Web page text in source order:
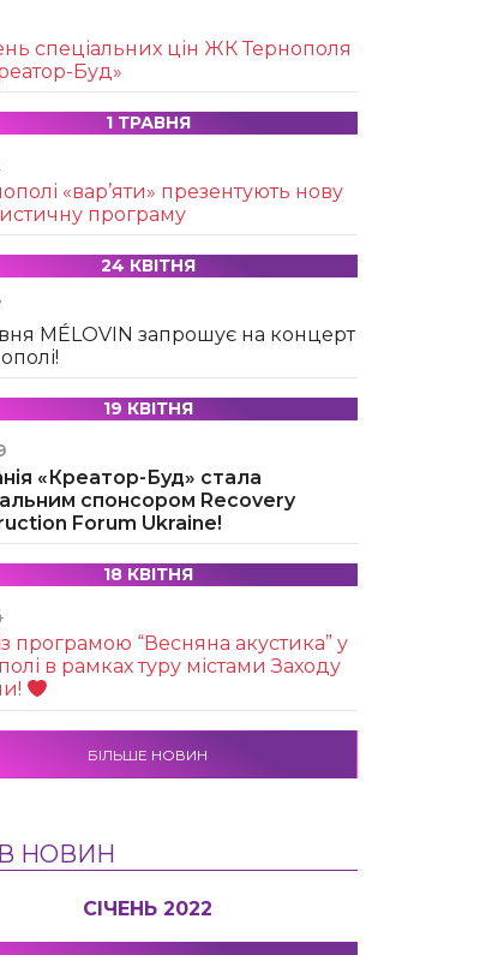
спеціальних цін ЖК Тернополя
Буд»
1 ТРАВНЯ
«вар’яти» презентують нову
програму
24 КВІТНЯ
MÉLOVIN запрошує на концерт
19 КВІТНЯ
«Креатор-Буд» стала
спонсором Recovery
Forum Ukraine!
18 КВІТНЯ
програмою “Весняна акустика” у
в рамках туру містами Заходу
БІЛЬШЕ НОВИН
НОВИН
СІЧЕНЬ 2022